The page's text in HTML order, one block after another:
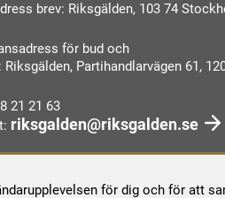
för dig och för att
brev: Riksgälden, 103 74
för bud och
Riksgälden, Partihandlarvägen 61,
21 21 63
riksgalden@riksgalden.se